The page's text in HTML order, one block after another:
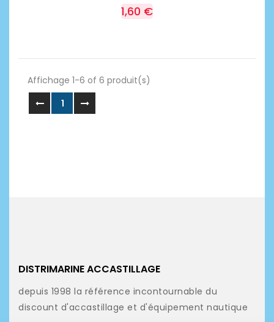
1,60 €
Affichage 1-6 of 6 produit(s)
1
DISTRIMARINE ACCASTILLAGE
depuis 1998 la référence incontournable du
discount d'accastillage et d'équipement nautique